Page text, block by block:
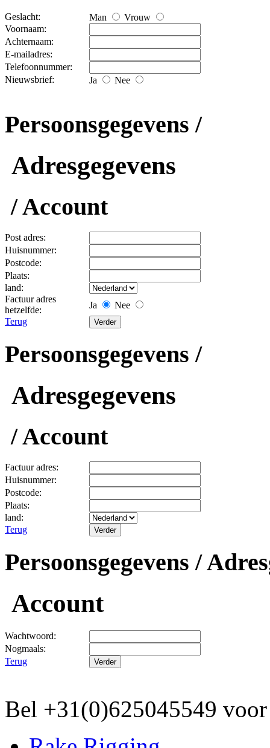
Geslacht: Man
Vrouw
Voornaam:
Achternaam:
E-mailadres:
Telefoonnummer:
Nieuwsbrief:
Ja Nee
Persoonsgegevens /
Adresgegevens
/ Account
Post adres:
Huisnummer:
Postcode:
Plaats:
land:
Factuur adres
hetzelfde:
Ja
Nee
Terug
Persoonsgegevens /
Adresgegevens
/ Account
Factuur adres:
Huisnummer:
Postcode:
Plaats:
land:
Terug
Persoonsgegevens /
Account
Wachtwoord:
Nogmaals:
Terug
Bel +31(0)625045549